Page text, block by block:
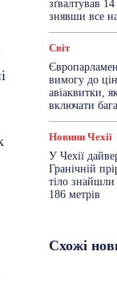
зґвалтував
знявши все
Світ
вимогу до
авіаквитки,
включати
Новини Чехії
У Чехії
Гранічній
тіло знайшли
186 метрів
Схожі